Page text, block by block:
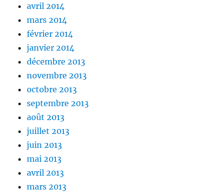
avril 2014
mars 2014
février 2014
janvier 2014
décembre 2013
novembre 2013
octobre 2013
septembre 2013
août 2013
juillet 2013
juin 2013
mai 2013
avril 2013
mars 2013